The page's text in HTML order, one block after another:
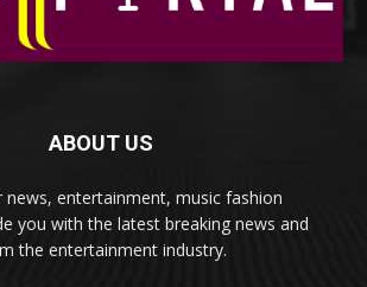
ABOUT US
news, entertainment, music fashion
you with the latest breaking news and
the entertainment industry.